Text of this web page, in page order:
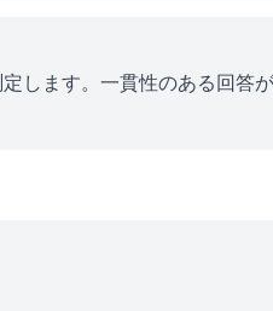
します。一貫性のある回答が